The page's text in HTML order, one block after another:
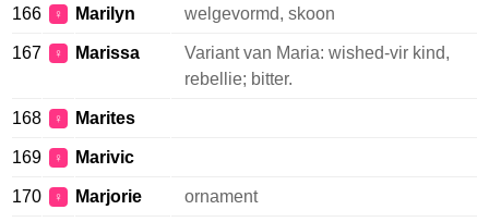
166 ♀ Marilyn welgevormd, skoon
167 ♀ Marissa
Variant van Maria: wished-vir kind,
rebellie; bitter.
168 ♀ Marites
169 ♀ Marivic
170 ♀ Marjorie ornament